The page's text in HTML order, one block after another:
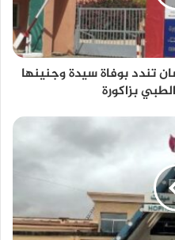
تندد بوفاة سيدة وجنينها
بزاكورة